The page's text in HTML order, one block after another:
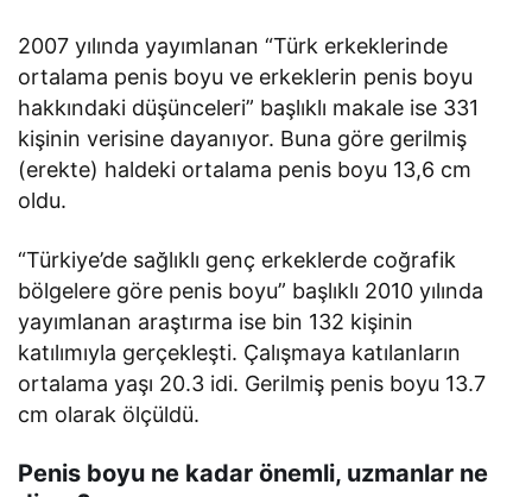
2007 yılında yayımlanan “Türk erkeklerinde
ortalama penis boyu ve erkeklerin penis boyu
hakkındaki düşünceleri” başlıklı makale ise 331
kişinin verisine dayanıyor. Buna göre gerilmiş
(erekte) haldeki ortalama penis boyu 13,6 cm
oldu.
“Türkiye’de sağlıklı genç erkeklerde coğrafik
bölgelere göre penis boyu” başlıklı 2010 yılında
yayımlanan araştırma ise bin 132 kişinin
katılımıyla gerçekleşti. Çalışmaya katılanların
ortalama yaşı 20.3 idi. Gerilmiş penis boyu 13.7
cm olarak ölçüldü.
Penis boyu ne kadar önemli, uzmanlar ne